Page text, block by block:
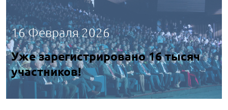
16 Февраля 2026
Уже зарегистрировано 16 тысяч
участников!